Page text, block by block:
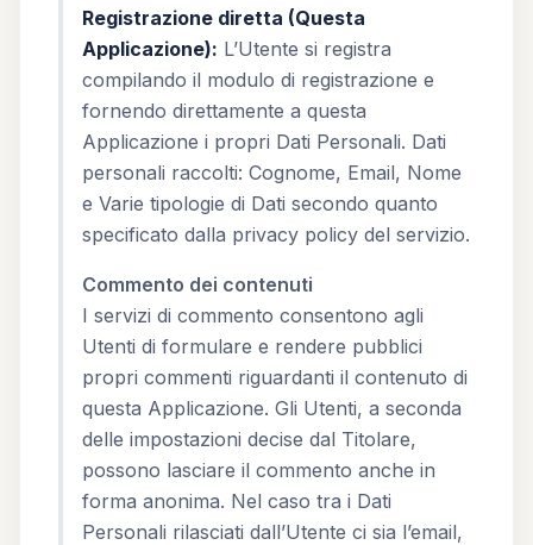
Registrazione diretta (Questa
Applicazione): L’Utente si registra
compilando il modulo di registrazione e
fornendo direttamente a questa
Applicazione i propri Dati Personali. Dati
personali raccolti: Cognome, Email, Nome
e Varie tipologie di Dati secondo quanto
specificato dalla privacy policy del servizio.
Commento dei contenuti
I servizi di commento consentono agli
Utenti di formulare e rendere pubblici
propri commenti riguardanti il contenuto di
questa Applicazione. Gli Utenti, a seconda
delle impostazioni decise dal Titolare,
possono lasciare il commento anche in
forma anonima. Nel caso tra i Dati
Personali rilasciati dall’Utente ci sia l’email,